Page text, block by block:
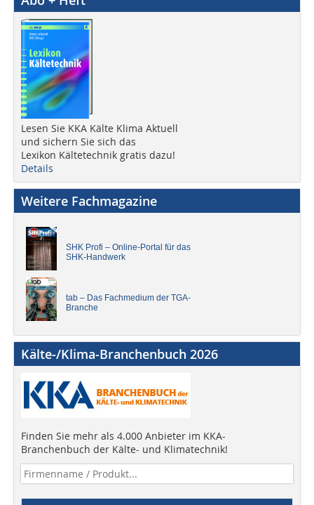
Lesen Sie KKA Kälte Klima Aktuell
und sichern Sie sich das
Lexikon Kältetechnik gratis dazu!
Details
Weitere Fachmagazine
SHK Profi – Online-Portal für das
SHK-Handwerk
tab – Das Fachmedium der TGA-
Branche
Kälte-/Klima-Branchenbuch 2026
Finden Sie mehr als 4.000 Anbieter im KKA-
Branchenbuch der Kälte- und Klimatechnik!